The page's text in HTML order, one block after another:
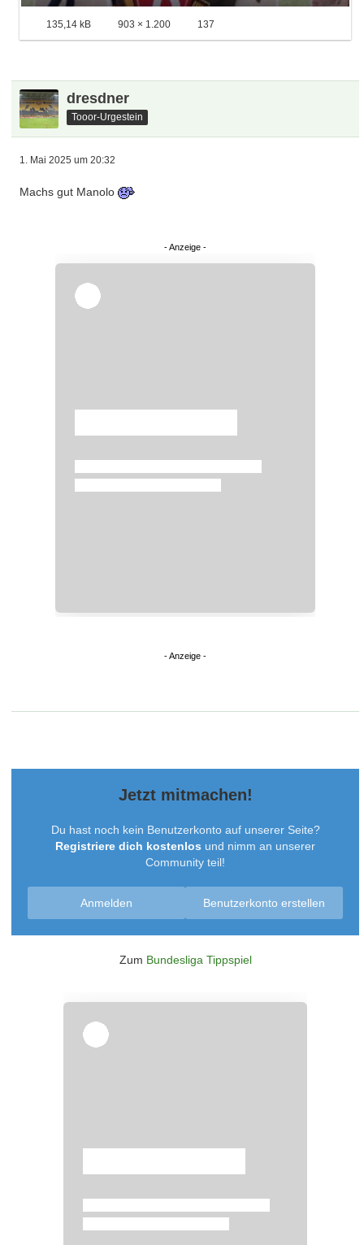
135,14 kB 903 × 1.200 137
dresdner
Tooor-Urgestein
1. Mai 2025 um 20:32
Machs gut Manolo
Jetzt mitmachen!
Du hast noch kein Benutzerkonto auf unserer Seite?
Registriere dich kostenlos und nimm an unserer
Community teil!
Benutzerkonto erstellen
Anmelden
Zum Bundesliga Tippspiel